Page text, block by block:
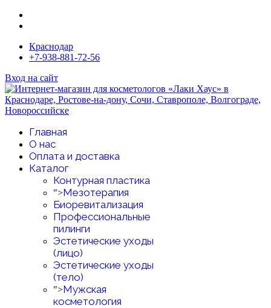
Краснодар
+7-938-881-72-56
Вход на сайт
Главная
О нас
Оплата и доставка
Каталог
Контурная пластика
">Мезотерапия
Биоревитализация
Профессиональные
пилинги
Эстетические уходы
(лицо)
Эстетические уходы
(тело)
">Мужская
косметология